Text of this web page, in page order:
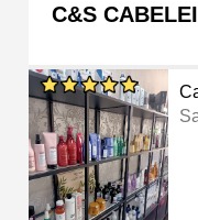
C&S